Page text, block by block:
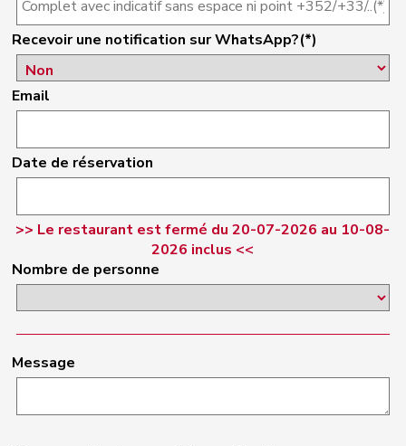
Recevoir une notification sur WhatsApp?(*)
Email
Date de réservation
>> Le restaurant est fermé du 20-07-2026 au 10-08-
2026 inclus <<
Nombre de personne
Message